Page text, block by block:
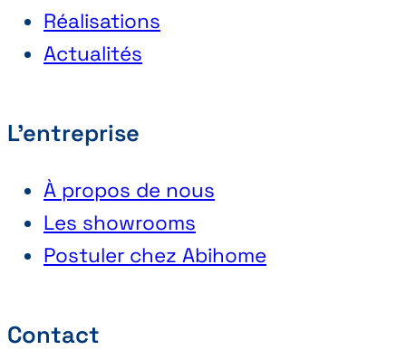
Réalisations
Actualités
L'entreprise
À propos de nous
Les showrooms
Postuler chez Abihome
Contact